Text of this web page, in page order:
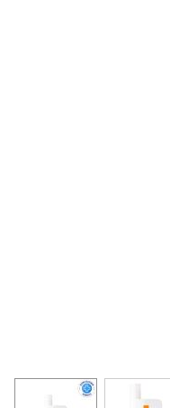
View larger image